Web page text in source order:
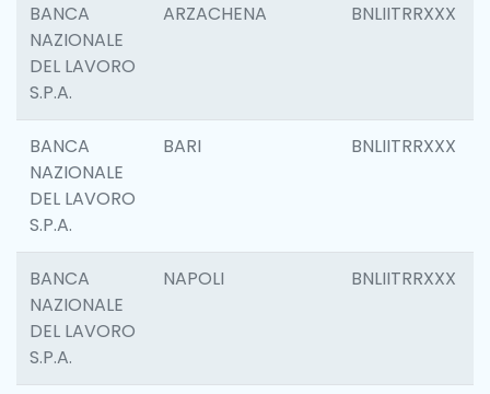
BANCA
NAZIONALE
DEL LAVORO
S.P.A.
ARZACHENA BNLIITRRXXX
BANCA
NAZIONALE
DEL LAVORO
S.P.A.
BARI BNLIITRRXXX
BANCA
NAZIONALE
DEL LAVORO
S.P.A.
NAPOLI BNLIITRRXXX